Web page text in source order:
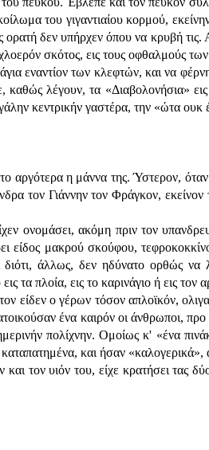
του γιγαντιαίου κορμού,
δεν υπήρχεν όπου να κρυβή
σκότος, εις τους οφθαλμούς των
εναντίον των κλεφτών, και να
λέγουν, τα «Διαβολονήσια»
κεντρικήν γαστέρα, την «ώτα ουκ
αργότερα η μάννα της. Ύστερον,
τον Γιάννην τον Φράγκον,
ονομάσει, ακόμη πριν τον
είδος μακρού σκούφου,
άλλως, δεν ηδύνατο ορθώς
τα πλοία, εις το καρινάγιο ή εις
είδεν ο γέρων τόσον απλοϊκόν,
ένα καιρόν οι άνθρωποι,
πολίχνην. Ομοίως κ' «ένα
και ήσαν
τον υιόν του, είχε κρατήσει τας